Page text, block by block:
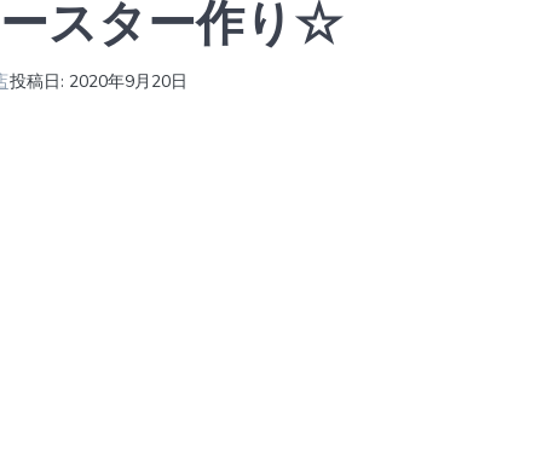
スター作り☆
投稿日: 2020年9月20日